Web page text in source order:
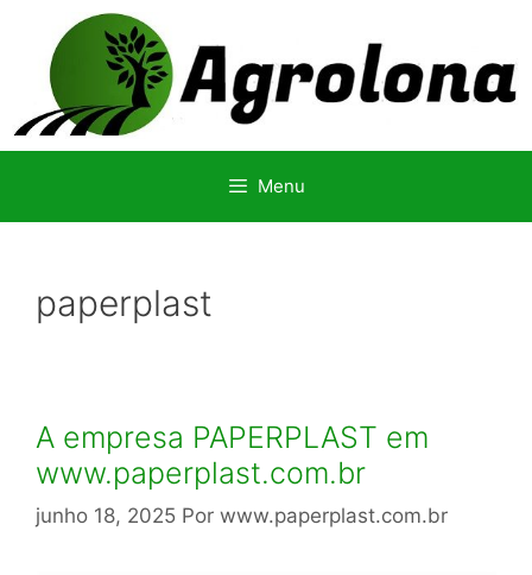
conteúdo
Menu
paperplast
A empresa PAPERPLAST em
www.paperplast.com.br
junho 18, 2025 Por www.paperplast.com.br